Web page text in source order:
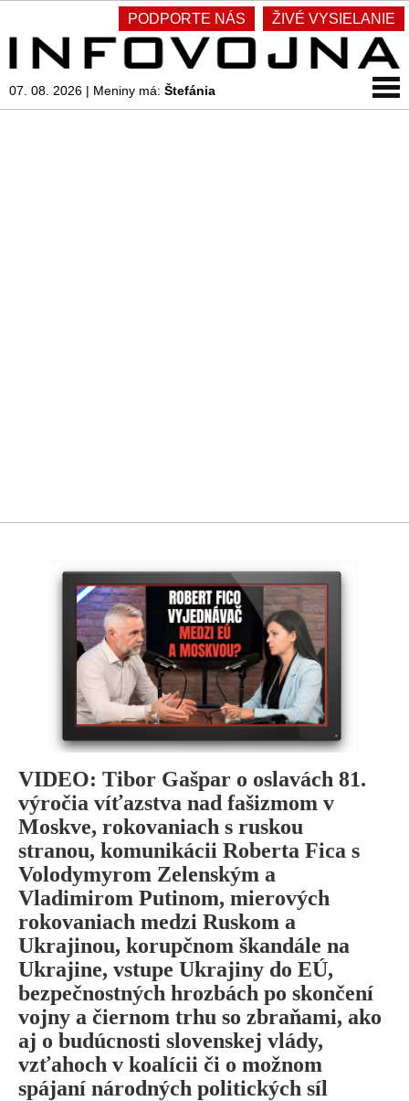
PODPORTE NÁS ŽIVÉ VYSIELANIE
07. 08. 2026 | Meniny má: Štefánia
VIDEO: Tibor Gašpar o oslavách 81.
výročia víťazstva nad fašizmom v
Moskve, rokovaniach s ruskou
stranou, komunikácii Roberta Fica s
Volodymyrom Zelenským a
Vladimirom Putinom, mierových
rokovaniach medzi Ruskom a
Ukrajinou, korupčnom škandále na
Ukrajine, vstupe Ukrajiny do EÚ,
bezpečnostných hrozbách po skončení
vojny a čiernom trhu so zbraňami, ako
aj o budúcnosti slovenskej vlády,
vzťahoch v koalícii či o možnom
spájaní národných politických síl